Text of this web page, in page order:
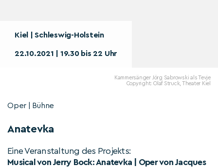
Kiel | Schleswig-Holstein
22.10.2021 | 19.30 bis 22 Uhr
Kammersänger Jörg Sabrowski als Tevje
Copyright: Olaf Struck, Theater Kiel
Oper | Bühne
Anatevka
Eine Veranstaltung des Projekts:
Musical von Jerry Bock: Anatevka | Oper von Jacques